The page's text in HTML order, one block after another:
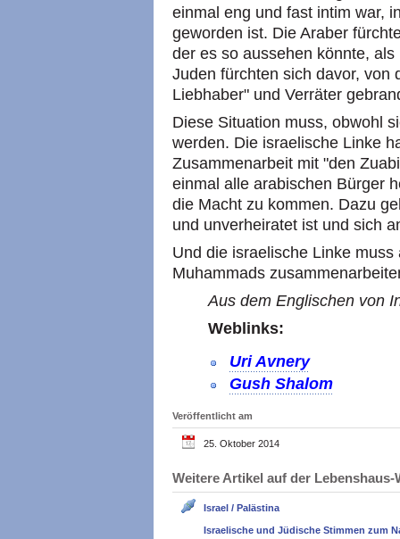
einmal eng und fast intim war,
geworden ist. Die Araber
der es so aussehen könnte,
Juden fürchten sich davor, von
Liebhaber" und Verräter
Diese Situation muss, obwohl
werden. Die israelische Linke
Zusammenarbeit mit "den
einmal alle arabischen Bürger
die Macht zu kommen. Dazu
und unverheiratet ist und sich
Und die israelische Linke
Muhammads
Aus dem Englischen von
Weblinks:
Uri Avnery
Gush Shalom
Veröffentlicht am
25. Oktober 2014
Weitere Artikel auf der
Israel / Palästina
Israelische und Jüdische Stimmen zum